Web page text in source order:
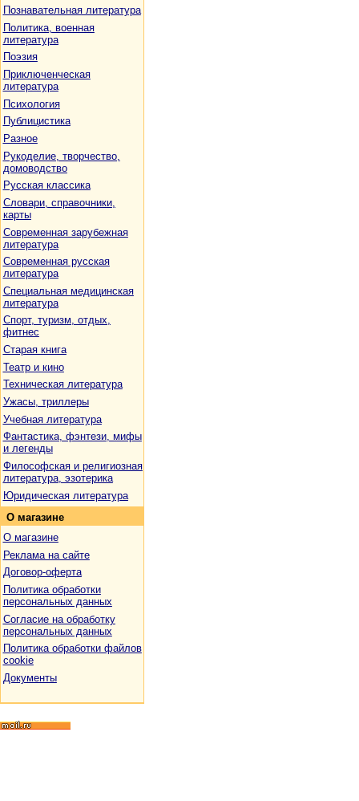
Познавательная литература
Политика, военная
литература
Поэзия
Приключенческая
литература
Психология
Публицистика
Разное
Рукоделие, творчество,
домоводство
Русская классика
Словари, справочники,
карты
Современная зарубежная
литература
Современная русская
литература
Специальная медицинская
литература
Спорт, туризм, отдых,
фитнес
Старая книга
Театр и кино
Техническая литература
Ужасы, триллеры
Учебная литература
Фантастика, фэнтези, мифы
и легенды
Философская и религиозная
литература, эзотерика
Юридическая литература
О магазине
О магазине
Реклама на сайте
Договор-оферта
Политика обработки
персональных данных
Согласие на обработку
персональных данных
Политика обработки файлов
cookie
Документы